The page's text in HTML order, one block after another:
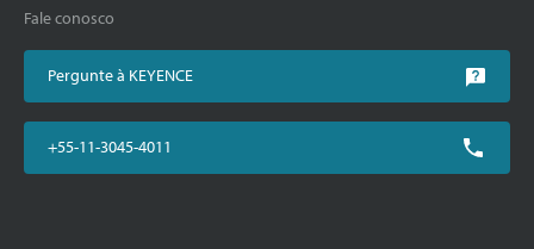
Fale conosco
Pergunte à KEYENCE
+55-11-3045-4011